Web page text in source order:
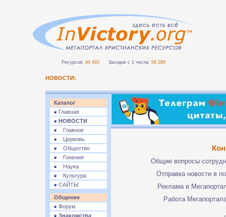
Ресурсов: 44 493 Заходов с 1 числа: 56 289
НОВОСТИ:
Каталог
Главная
НОВОСТИ
Главное
Церковь
Общество
Гонения
Наука
Культура
САЙТЫ
Общение
Форум
Знакомства
Общие вопросы
Отправка новости в
Реклама в
Работа